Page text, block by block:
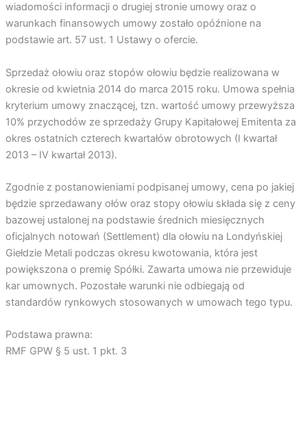
wiadomości informacji o drugiej stronie umowy oraz o
warunkach finansowych umowy zostało opóźnione na
podstawie art. 57 ust. 1 Ustawy o ofercie.
Sprzedaż ołowiu oraz stopów ołowiu będzie realizowana w
okresie od kwietnia 2014 do marca 2015 roku. Umowa spełnia
kryterium umowy znaczącej, tzn. wartość umowy przewyższa
10% przychodów ze sprzedaży Grupy Kapitałowej Emitenta za
okres ostatnich czterech kwartałów obrotowych (I kwartał
2013 – IV kwartał 2013).
Zgodnie z postanowieniami podpisanej umowy, cena po jakiej
będzie sprzedawany ołów oraz stopy ołowiu składa się z ceny
bazowej ustalonej na podstawie średnich miesięcznych
oficjalnych notowań (Settlement) dla ołowiu na Londyńskiej
Giełdzie Metali podczas okresu kwotowania, która jest
powiększona o premię Spółki. Zawarta umowa nie przewiduje
kar umownych. Pozostałe warunki nie odbiegają od
standardów rynkowych stosowanych w umowach tego typu.
Podstawa prawna:
RMF GPW § 5 ust. 1 pkt. 3